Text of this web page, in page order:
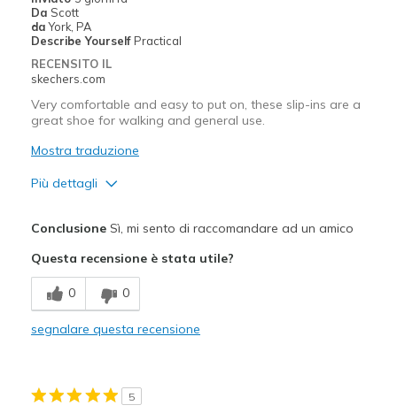
Da Scott
da York, PA
Describe Yourself Practical
RECENSITO IL
skechers.com
Very comfortable and easy to put on, these slip-ins are a
great shoe for walking and general use.
Mostra traduzione
Più dettagli
Stylish
Migliori Utilizzi:
Casual Wear
ConclusioneSì, mi sento di raccomandare ad un amico
Questa recensione è stata utile?
0 0
segnalare questa recensione
5